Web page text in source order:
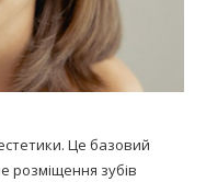
Це базовий
розміщення зубів